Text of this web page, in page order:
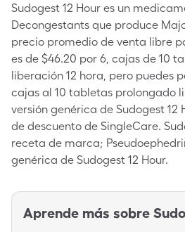
Sudogest 12 Hour es un
Decongestants que produce
precio promedio de venta libre
es de $46.20 por 6, cajas de 10
liberación 12 hora, pero puedes
cajas al 10 tabletas prolongado
versión genérica de Sudogest 12
de descuento de SingleCare.
receta de marca;
genérica de Sudogest 12 Hour.
Aprende más sobre